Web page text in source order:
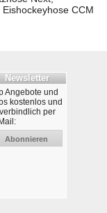
CCM
Newsletter
Angebote und
kostenlos und
per
Abonnieren